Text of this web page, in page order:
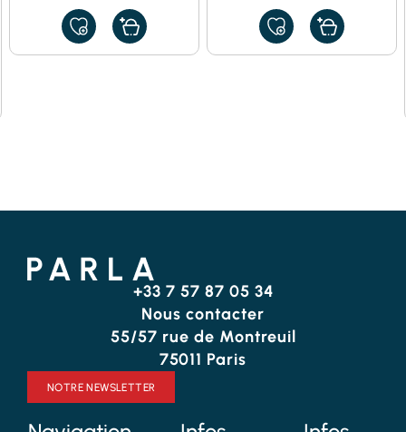
AJOUTER
À
MES
AJOUTER
À
MES
+33 7 57 87 05 34
Nous contacter
55/57 rue de Montreuil
75011 Paris
NOTRE NEWSLETTER